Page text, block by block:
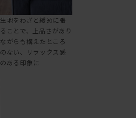
生地をわざと緩めに張
ることで、上品さがあり
ながらも構えたところ
のない、リラックス感
のある印象に